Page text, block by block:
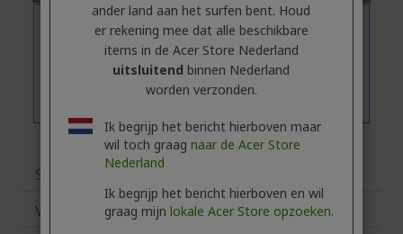
Specificaties
Verwante producten
ander land aan het surfen bent. Houd
er rekening mee dat alle beschikbare
items in de Acer Store Nederland
uitsluitend binnen Nederland
worden verzonden.
Ik begrijp het bericht hierboven maar
wil toch graag naar de Acer Store
Nederland
Ik begrijp het bericht hierboven en wil
graag mijn lokale Acer Store opzoeken.